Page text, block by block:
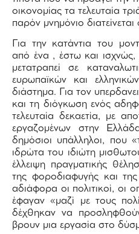
οικονομίας τα τελευταία
παρόν μνημόνιο
Για την κατάντια του
από ένα , έστω και
μετατραπεί σε
ευρωπαϊκών και
διάστημα. Για τον
και τη διόγκωση ενός
τελευταία δεκαετία, με
εργαζομένων στην
δημόσιοι υπάλληλοι, που
ιδρώτα του ιδιώτη
έλλειψη πραγματικής
της φοροδιαφυγής και
αδιάφορα οι πολιτικοί, οι
έφαγαν «μαζί με τους
δέχθηκαν να
βρουν μια εργασία στο